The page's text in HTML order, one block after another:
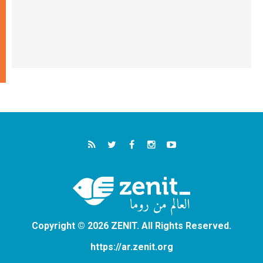
Copyright © 2026 ZENIT. All Rights Reserved.
https://ar.zenit.org